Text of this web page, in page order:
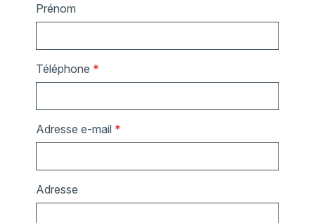
Prénom
Téléphone *
Adresse e-mail *
Adresse